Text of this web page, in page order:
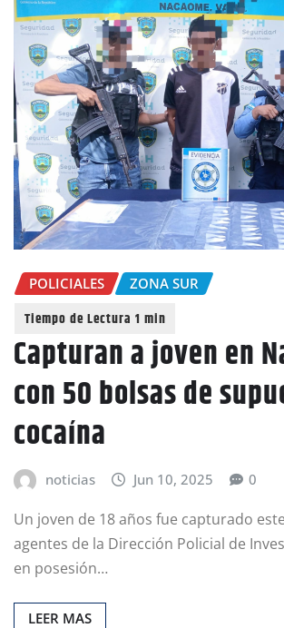
POLICIALES ZONA SUR
Capturan a joven en
con 50 bolsas de
cocaína
noticias Jun 10, 2025 0
Un joven de 18 años fue capturado
agentes de la Dirección Policial de
en posesión…
LEER MAS